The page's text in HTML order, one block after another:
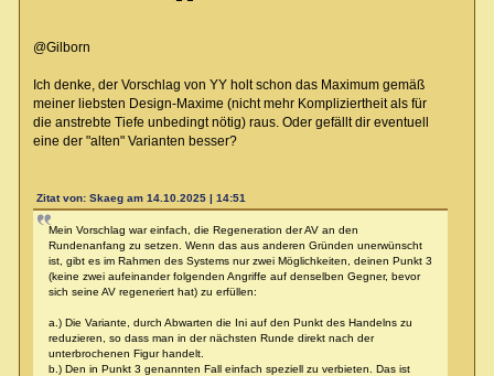
@Gilborn
Ich denke, der Vorschlag von YY holt schon das Maximum gemäß
meiner liebsten Design-Maxime (nicht mehr Kompliziertheit als für
die anstrebte Tiefe unbedingt nötig) raus. Oder gefällt dir eventuell
eine der "alten" Varianten besser?
Zitat von: Skaeg am 14.10.2025 | 14:51
Mein Vorschlag war einfach, die Regeneration der AV an den
Rundenanfang zu setzen. Wenn das aus anderen Gründen unerwünscht
ist, gibt es im Rahmen des Systems nur zwei Möglichkeiten, deinen Punkt 3
(keine zwei aufeinander folgenden Angriffe auf denselben Gegner, bevor
sich seine AV regeneriert hat) zu erfüllen:
a.) Die Variante, durch Abwarten die Ini auf den Punkt des Handelns zu
reduzieren, so dass man in der nächsten Runde direkt nach der
unterbrochenen Figur handelt.
b.) Den in Punkt 3 genannten Fall einfach speziell zu verbieten. Das ist